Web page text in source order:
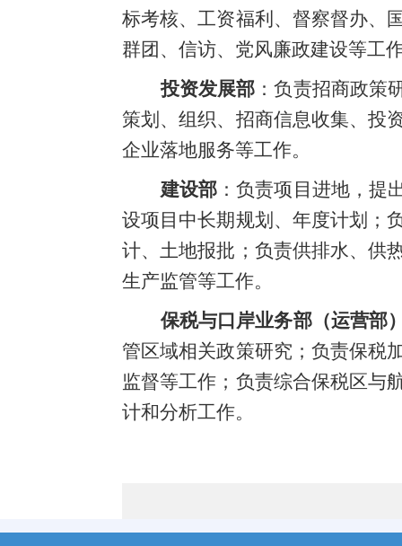
标考核、工资福利、督察督办、
群团、信访、党风廉政建设等工
投资发展部 ：负责招商政策
策划、组织、招商信息收集、投
企业落地服务等工作。
建设部 ：负责项目进地，提
设项目中长期规划、年度计划；
计、土地报批；负责供排水、供
生产监管等工作。
保税与口岸业务部（运营部
管区域相关政策研究；负责保税
监督等工作；负责综合保税区与
计和分析工作。